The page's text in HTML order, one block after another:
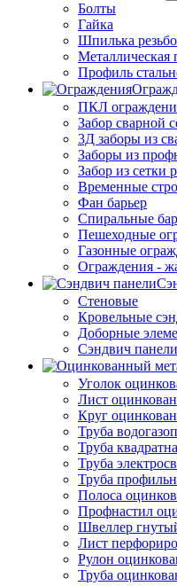
Болты
Гайка
Шпилька
Металлическая
Профиль
ПКЛ
Забор сварной
3Д заборы из
Заборы из
Забор из сетки
Временные
Фан барьер
Спиральные
Пешеходные
Газонные
Ограждения -
Стеновые
Кровельные
Доборные
Сэндвич
Уголок
Лист
Круг
Труба
Труба
Труба
Труба
Полоса
Профнастил
Швеллер
Лист
Рулон
Труба